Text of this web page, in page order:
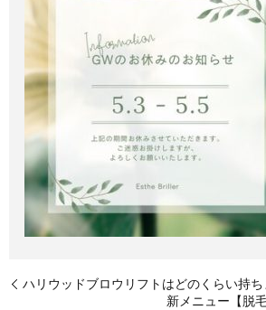
ハリウッドブロウリフトはどのくらい持
新メニュー【脱